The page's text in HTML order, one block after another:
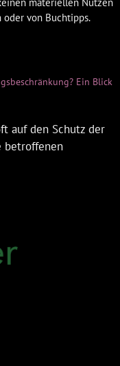
von Buchtipps.
Ein Blick
auf den Schutz der
betroffenen